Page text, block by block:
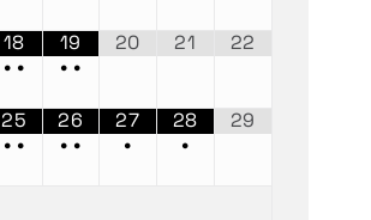
18
• •
19
• •
20 21 22
25
• •
26
• •
27
•
28
•
29